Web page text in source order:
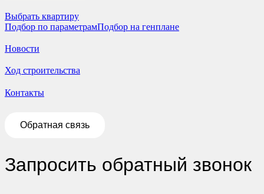
Выбрать квартиру
Подбор по параметрамПодбор на генплане
Новости
Ход строительства
Контакты
Обратная связь
Запросить обратный звонок